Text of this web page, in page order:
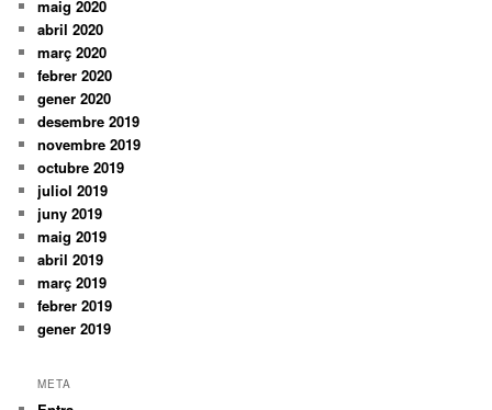
maig 2020
abril 2020
març 2020
febrer 2020
gener 2020
desembre 2019
novembre 2019
octubre 2019
juliol 2019
juny 2019
maig 2019
abril 2019
març 2019
febrer 2019
gener 2019
META